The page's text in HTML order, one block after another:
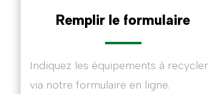
Remplir le formulaire
Indiquez les équipements à recycler
via notre formulaire en ligne.